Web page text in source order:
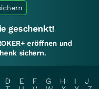
geschenkt!
eröffnen und
sichern.
D E F G H I
J